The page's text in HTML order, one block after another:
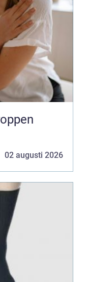
02 augusti 2026